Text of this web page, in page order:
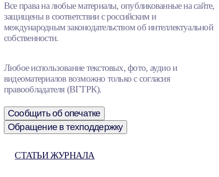
Все права на любые материалы, опубликованные на сайте,
защищены в соответствии с российским и
международным законодательством об интеллектуальной
собственности.
Любое использование текстовых, фото, аудио и
видеоматериалов возможно только с согласия
правообладателя (ВГТРК).
Сообщить об опечатке
Обращение в техподдержку
СТАТЬИ ЖУРНАЛА